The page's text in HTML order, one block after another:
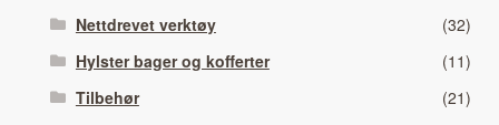
Nettdrevet verktøy
(32)
Hylster bager og kofferter
(11)
Tilbehør
(21)